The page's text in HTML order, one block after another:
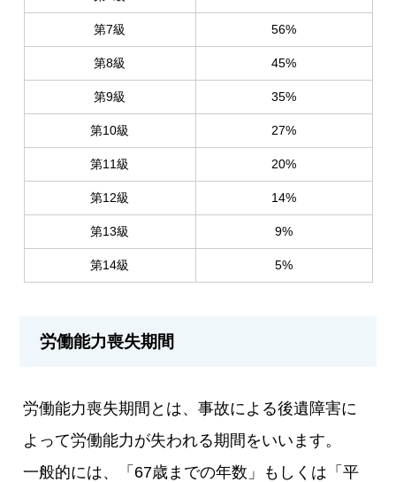
第7級 56%
第8級 45%
第9級 35%
第10級 27%
第11級 20%
第12級 14%
第13級 9%
第14級 5%
労働能力喪失期間
労働能力喪失期間とは、事故による後遺障害に
よって労働能力が失われる期間をいいます。
一般的には、「67歳までの年数」もしくは「平